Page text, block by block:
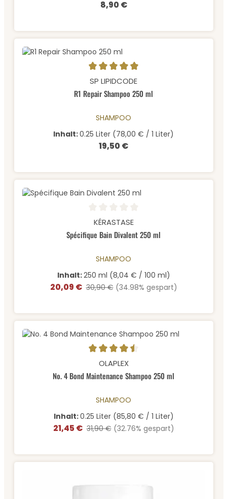
Regulärer Preis:
8,90 €
Durchschnittliche Bewertung von 5 von 5 Sternen
SP LIPIDCODE
R1 Repair Shampoo 250 ml
SHAMPOO
Inhalt:0.25 Liter (78,00 € / 1 Liter)
Regulärer Preis:
19,50 €
Durchschnittliche Bewertung von 0 von 5 Sternen
KÉRASTASE
Spécifique Bain Divalent 250 ml
SHAMPOO
Inhalt:250 ml (8,04 € / 100 ml)
Verkaufspreis:
20,09 € Regulärer Preis:
30,90 € (34.98% gespart)
Durchschnittliche Bewertung von 4.57 von 5 Sternen
OLAPLEX
No. 4 Bond Maintenance Shampoo 250 ml
SHAMPOO
Inhalt:0.25 Liter (85,80 € / 1 Liter)
Verkaufspreis:
21,45 € Regulärer Preis:
31,90 € (32.76% gespart)